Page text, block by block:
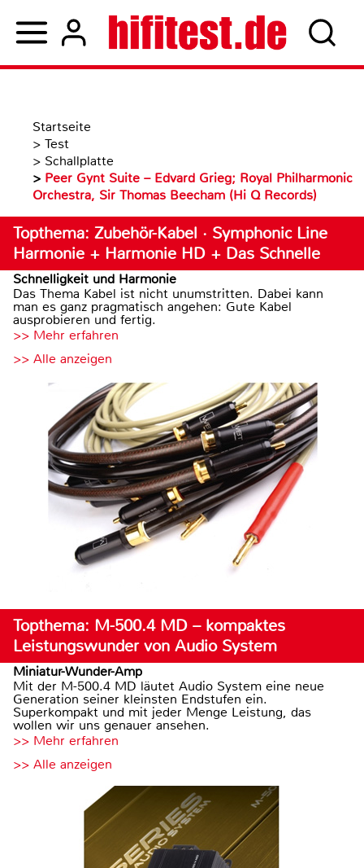
Startseite
> Test
> Schallplatte
> Peer Gynt Suite – Edvard Grieg; Royal Philharmonic
Orchestra, Sir Thomas Beecham (Hi Q Records)
Topthema: Zubehör-Kabel · Symphonic Line
Harmonie + Harmonie HD + Das Schnelle
Schnelligkeit und Harmonie
Das Thema Kabel ist nicht unumstritten. Dabei kann
man es ganz pragmatisch angehen: Gute Kabel
ausprobieren und fertig.
>> Mehr erfahren
>> Alle anzeigen
Topthema: M-500.4 MD – kompaktes
Leistungswunder von Audio System
Miniatur-Wunder-Amp
Mit der M-500.4 MD läutet Audio System eine neue
Generation seiner kleinsten Endstufen ein.
Superkompakt und mit jeder Menge Leistung, das
wollen wir uns genauer ansehen.
>> Mehr erfahren
>> Alle anzeigen